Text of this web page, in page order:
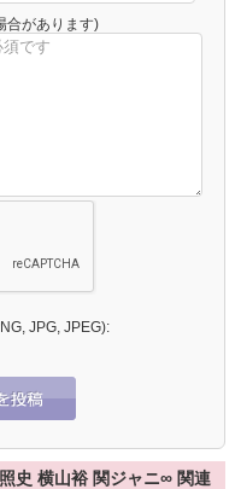
合があります)
JPG, JPEG):
史 横山裕 関ジャニ∞ 関連